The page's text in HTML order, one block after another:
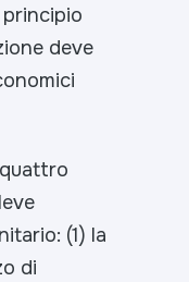
deve
(1) la
di